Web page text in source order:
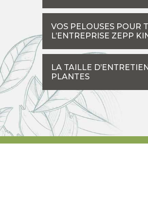
VOS PELOUSES POUR
L’ENTREPRISE ZEPP
LA TAILLE
PLANTES